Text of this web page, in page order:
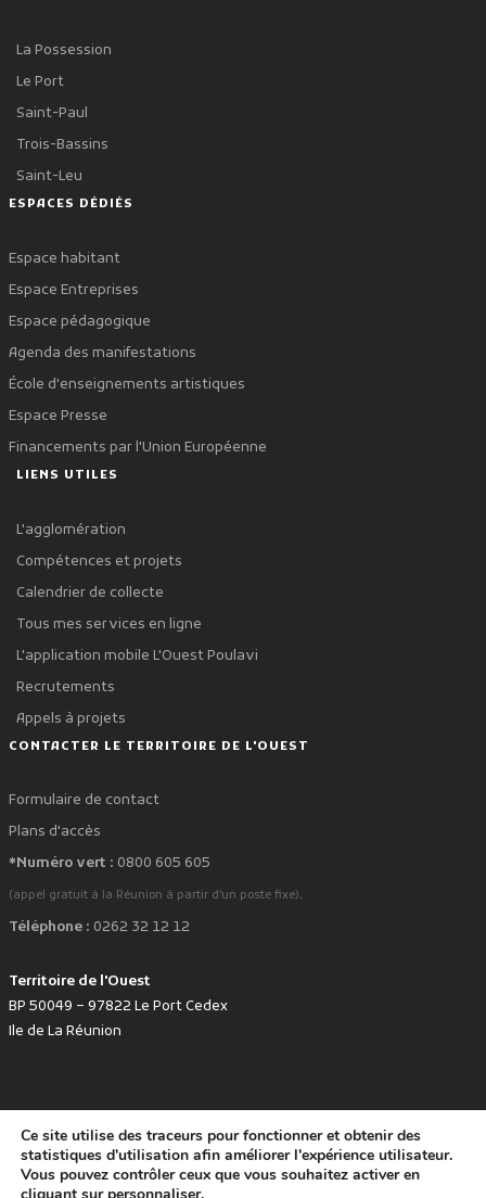
La Possession
Le Port
Saint-Paul
Trois-Bassins
Saint-Leu
ESPACES DÉDIÉS
Espace habitant
Espace Entreprises
Espace pédagogique
Agenda des manifestations
École d'enseignements artistiques
Espace Presse
Financements par l'Union Européenne
LIENS UTILES
L'agglomération
Compétences et projets
Calendrier de collecte
Tous mes services en ligne
L'application mobile L'Ouest Poulavi
Recrutements
Appels à projets
CONTACTER LE TERRITOIRE DE L'OUEST
Formulaire de contact
Plans d'accès
*Numéro vert : 0800 605 605
(appel gratuit à la Réunion à partir d'un poste fixe).
Téléphone : 0262 32 12 12
Territoire de l'Ouest
BP 50049 – 97822 Le Port Cedex
Ile de La Réunion
Développé avec favoritepar le Territoire de l'Ouest © www.tco.re -2026.
Politique de protection des données personnelles
Mentions légales
Accessibilité : non conforme
Ce site utilise des traceurs pour fonctionner et obtenir des
statistiques d'utilisation afin améliorer l'expérience utilisateur.
Vous pouvez contrôler ceux que vous souhaitez activer en